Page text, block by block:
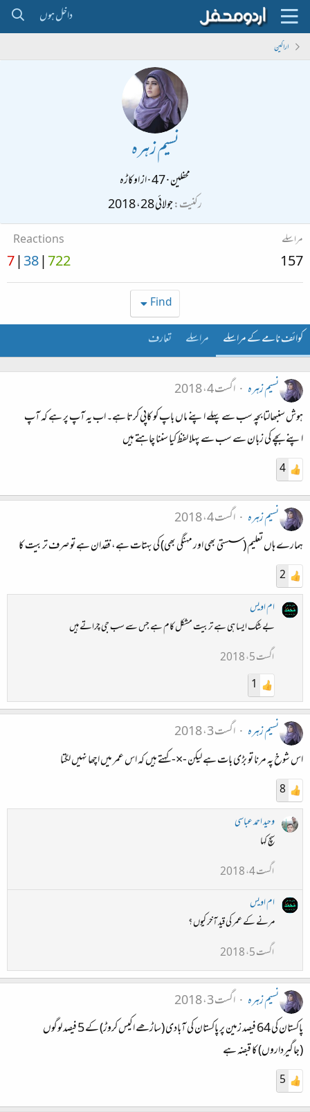
داخل ہوں
اراکین
نسیم زہرہ
محفلین·
·ازاوکاڑہ
رکنیت جولائی 28، 2018
مراسلے
157
Reactions
722
38
7
Find
کوائف نامے کے مراسلے مراسلے تعارف
نسیم زہرہ
اگست 4، 2018
ہوش سنبھالتا بچہ سب سے پہلے اپنے ماں باپ کو کاپی کرتا ہے۔ اب یہ آپ پر ہے کہ آپ
اپنے بچے کی زبان سے سب سے پہلا لفظ کیا سننا چاہتے ہیں
4
نسیم زہرہ
اگست 4، 2018
ہمارے ہاں تعلیم (سستی بھی اور مہنگی بھی) کی بہتات ہے، فقدان ہے تو صرف تربیت کا
2
ام اویس
بے شک ایسا ہی ہے تربیت مشکل کام ہے جس سے سب جی چراتے ہیں
اگست 5، 2018
1
نسیم زہرہ
اگست 3، 2018
اس شوخ پہ مرنا تو بڑی بات ہے لیکن -×- کہتے ہیں کہ اس عمر میں اچھا نہیں لگتا
8
وحید احمد عباسی
سچ کہا
اگست 4، 2018
ام اویس
مرنے کے عمر کی قید آخر کیوں ؟
اگست 5، 2018
نسیم زہرہ
اگست 3، 2018
پاکستان کی 64 فیصد زمین پر پاکستان کی آبادی (ساڑھے اکیس کروڑ) کے 5 فیصد لوگوں
(جاگیرداروں) کا قبضہ ہے
5